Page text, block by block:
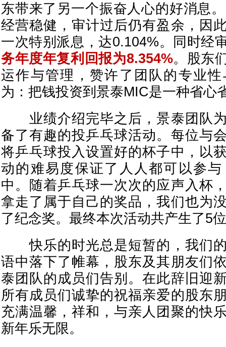
东带来了另一个振奋人心的好消息
经营稳健，审计过后仍有盈余，因
一次特别派息，达0.104%。同时经
务年度年复利回报为8.354%。股东
运作与管理，赞许了团队的专业
为：把钱投资到景泰MIC是一种省心
业绩介绍完毕之后，景泰团队为
备了有趣的投乒乓球活动。每位与
将乒乓球投入设置好的杯子中，以
动的难易度保证了人人都可以参
中。随着乒乓球一次次的应声入杯
拿走了属于自己的奖品，我们也为
了纪念奖。最终本次活动共产生了5
快乐的时光总是短暂的，我们的
语中落下了帷幕，股东及其朋友们
泰团队的成员们告别。在此辞旧迎
所有成员们诚挚的祝福亲爱的股东
充满温馨，祥和，与亲人团聚的快
新年乐无限。